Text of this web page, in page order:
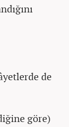
de
göre)